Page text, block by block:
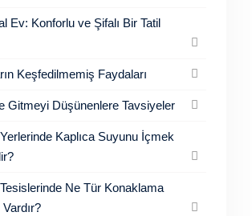
Ev: Konforlu ve Şifalı Bir Tatil
Keşfedilmemiş Faydaları
Gitmeyi Düşünenlere Tavsiyeler
Kaplıca Suyunu İçmek
Ne Tür Konaklama